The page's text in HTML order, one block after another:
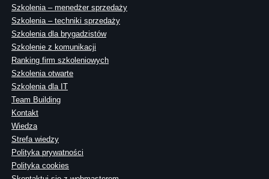
Szkolenia – menedżer sprzedaży
Szkolenia – techniki sprzedaży
Szkolenia dla brygadzistów
Szkolenie z komunikacji
Ranking firm szkoleniowych
Szkolenia otwarte
Szkolenia dla IT
Team Building
Kontakt
Wiedza
Strefa wiedzy
Polityka prywatności
Polityka cookies